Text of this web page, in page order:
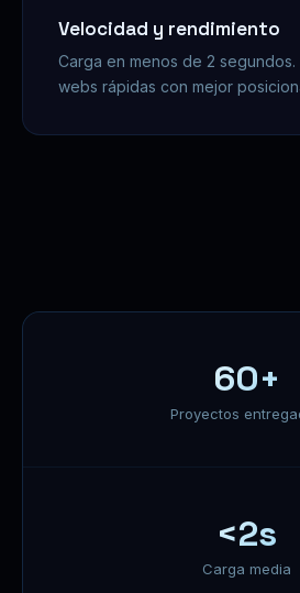
Velocidad y rendimiento
Carga en menos de 2
webs rápidas con mejor
60+
Proyectos
<2s
Carga media